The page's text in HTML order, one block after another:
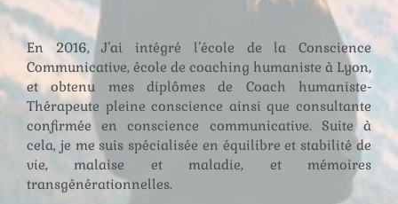
En 2016, J’ai intégré l’école de la Conscience
Communicative, école de coaching humaniste à Lyon,
et obtenu mes diplômes de Coach humaniste-
Thérapeute pleine conscience ainsi que consultante
confirmée en conscience communicative. Suite à
cela, je me suis spécialisée en équilibre et stabilité de
vie, malaise et maladie, et mémoires
transgénérationnelles.